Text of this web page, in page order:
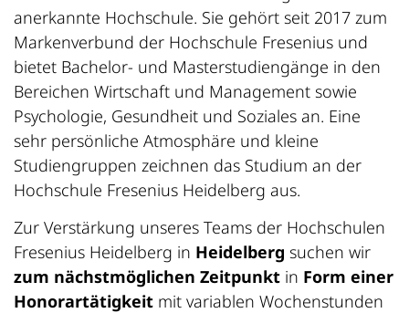
anerkannte Hochschule. Sie gehört seit 2017 zum
Markenverbund der Hochschule Fresenius und
bietet Bachelor- und Masterstudiengänge in den
Bereichen Wirtschaft und Management sowie
Psychologie, Gesundheit und Soziales an. Eine
sehr persönliche Atmosphäre und kleine
Studiengruppen zeichnen das Studium an der
Hochschule Fresenius Heidelberg aus.
Zur Verstärkung unseres Teams der Hochschulen
Fresenius Heidelberg in Heidelberg suchen wir
zum nächstmöglichen Zeitpunkt in Form einer
Honorartätigkeit mit variablen Wochenstunden